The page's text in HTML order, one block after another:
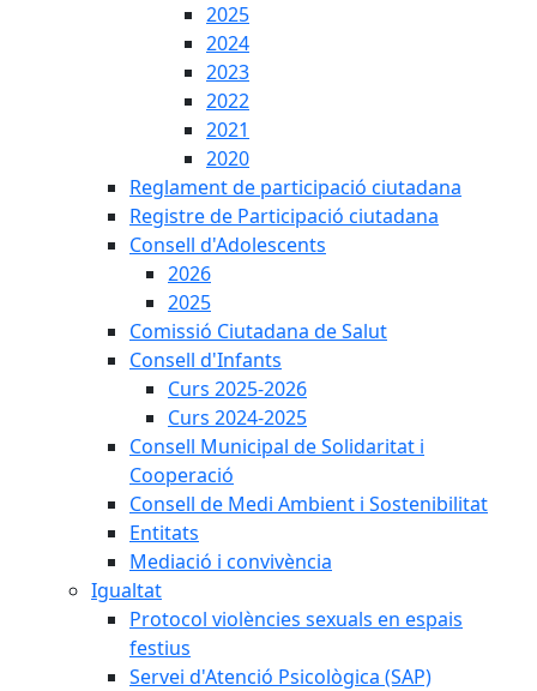
2025
2024
2023
2022
2021
2020
Reglament de participació ciutadana
Registre de Participació ciutadana
Consell d'Adolescents
2026
2025
Comissió Ciutadana de Salut
Consell d'Infants
Curs 2025-2026
Curs 2024-2025
Consell Municipal de Solidaritat i
Cooperació
Consell de Medi Ambient i Sostenibilitat
Entitats
Mediació i convivència
Igualtat
Protocol violències sexuals en espais
festius
Servei d'Atenció Psicològica (SAP)